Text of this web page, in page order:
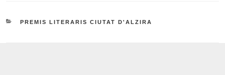
CATEGORIES
PREMIS LITERARIS CIUTAT D'ALZIRA